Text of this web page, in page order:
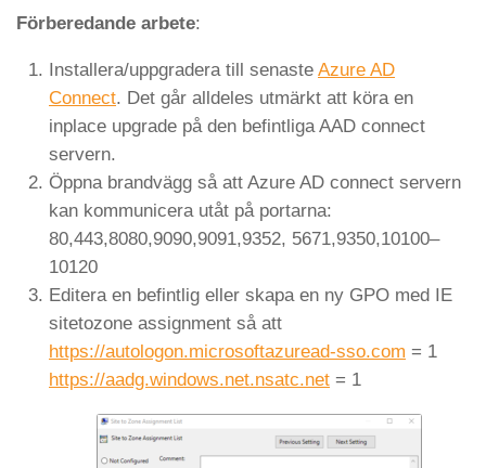
Förberedande arbete:
Installera/uppgradera till senaste Azure AD
Connect. Det går alldeles utmärkt att köra en
inplace upgrade på den befintliga AAD connect
servern.
Öppna brandvägg så att Azure AD connect servern
kan kommunicera utåt på portarna:
80,443,8080,9090,9091,9352, 5671,9350,10100–
10120
Editera en befintlig eller skapa en ny GPO med IE
sitetozone assignment så att
https://autologon.microsoftazuread-sso.com = 1
https://aadg.windows.net.nsatc.net = 1